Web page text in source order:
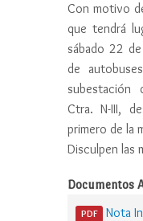
Con motivo
que tendrá
sábado 22
de
subestación
Ctra. N-III,
primero de la
Disculpen las
Documentos
PDF Nota